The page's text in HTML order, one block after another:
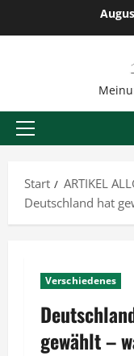
Primäres
Start
ARTIKEL
Deutschland hat
Verschiedenes
gewählt –